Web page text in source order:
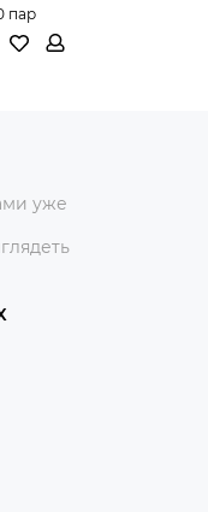
пар
уже